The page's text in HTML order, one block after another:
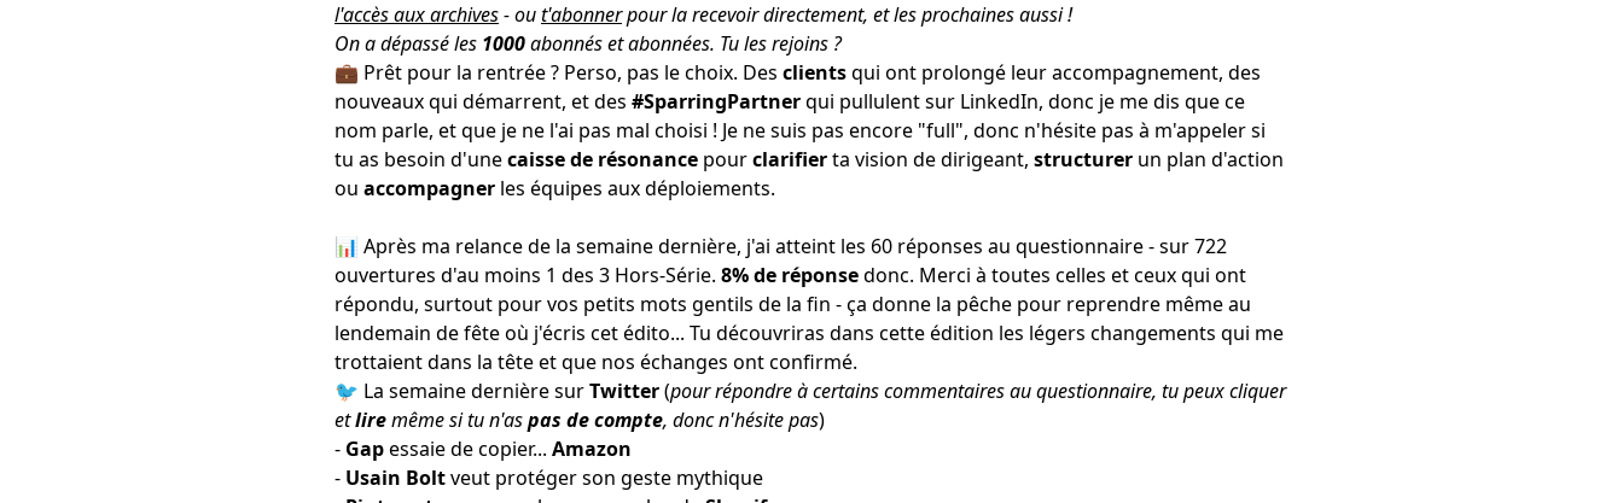
l'accès aux archives- out'abonnerpour la recevoir directement, et les prochaines aussi !
On a dépassé les 1000abonnés et abonnées. Tu les rejoins ?
💼 Prêt pour la rentrée ? Perso, pas le choix. Des clientsqui ont prolongé leur accompagnement, des
nouveaux qui démarrent, et des #SparringPartnerqui pullulent sur LinkedIn, donc je me dis que ce
nom parle, et que je ne l'ai pas mal choisi ! Je ne suis pas encore "full", donc n'hésite pas à m'appeler si
tu as besoin d'unecaisse de résonance pourclarifierta vision de dirigeant, structurer un plan d'action
ou accompagner les équipes aux déploiements.
📊 Après ma relance de la semaine dernière, j'ai atteint les 60 réponses au questionnaire - sur 722
ouvertures d'au moins 1 des 3 Hors-Série. 8% de réponsedonc. Merci à toutes celles et ceux qui ont
répondu, surtout pour vos petits mots gentils de la fin - ça donne la pêche pour reprendre même au
lendemain de fête où j'écris cet édito... Tu découvriras dans cette édition les légers changements qui me
trottaient dans la tête et que nos échanges ont confirmé.
🐦 La semaine dernièresurTwitter(pour répondre à certains commentaires au questionnaire, tu peux cliquer
etliremême si tu n'aspas de compte, donc n'hésite pas)
- Gapessaiede copier... Amazon
- Usain Boltveut protégerson geste mythique